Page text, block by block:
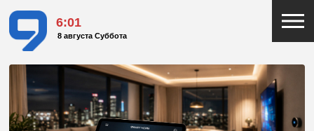
6:01
8 августа Суббота